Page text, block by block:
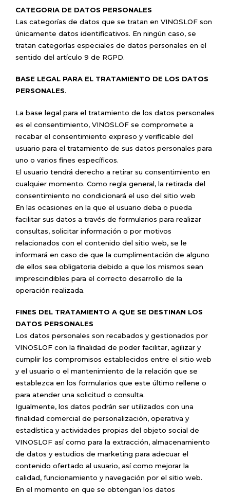
CATEGORIA DE DATOS PERSONALES
Las categorías de datos que se tratan en VINOSLOF son
únicamente datos identificativos. En ningún caso, se
tratan categorías especiales de datos personales en el
sentido del artículo 9 de RGPD.
BASE LEGAL PARA EL TRATAMIENTO DE LOS DATOS
PERSONALES.
La base legal para el tratamiento de los datos personales
es el consentimiento, VINOSLOF se compromete a
recabar el consentimiento expreso y verificable del
usuario para el tratamiento de sus datos personales para
uno o varios fines específicos.
El usuario tendrá derecho a retirar su consentimiento en
cualquier momento. Como regla general, la retirada del
consentimiento no condicionará el uso del sitio web
En las ocasiones en la que el usuario deba o pueda
facilitar sus datos a través de formularios para realizar
consultas, solicitar información o por motivos
relacionados con el contenido del sitio web, se le
informará en caso de que la cumplimentación de alguno
de ellos sea obligatoria debido a que los mismos sean
imprescindibles para el correcto desarrollo de la
operación realizada.
FINES DEL TRATAMIENTO A QUE SE DESTINAN LOS
DATOS PERSONALES
Los datos personales son recabados y gestionados por
VINOSLOF con la finalidad de poder facilitar, agilizar y
cumplir los compromisos establecidos entre el sitio web
y el usuario o el mantenimiento de la relación que se
establezca en los formularios que este último rellene o
para atender una solicitud o consulta.
Igualmente, los datos podrán ser utilizados con una
finalidad comercial de personalización, operativa y
estadística y actividades propias del objeto social de
VINOSLOF así como para la extracción, almacenamiento
de datos y estudios de marketing para adecuar el
contenido ofertado al usuario, así como mejorar la
calidad, funcionamiento y navegación por el sitio web.
En el momento en que se obtengan los datos